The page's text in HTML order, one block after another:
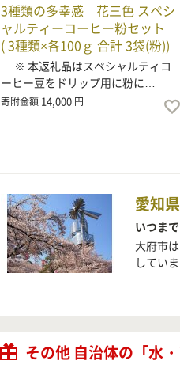
3種類の多幸感 花三色 スペシ
ャルティーコーヒー粉セット
( 3種類×各100ｇ 合計 3袋(粉))
※ 本返礼品はスペシャルティコ
ーヒー豆をドリップ用に粉に…
寄附金額 14,000 円
愛知
いつま
大府市
していま
その他 自治体の「水